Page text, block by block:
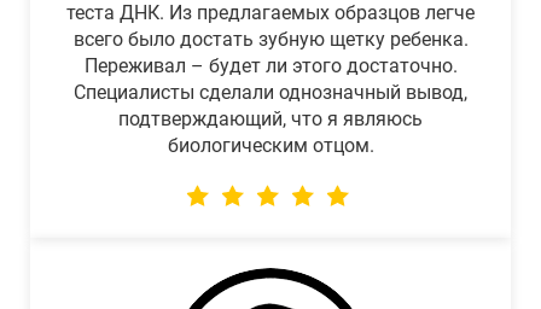
теста ДНК. Из предлагаемых образцов легче
всего было достать зубную щетку ребенка.
Переживал – будет ли этого достаточно.
Специалисты сделали однозначный вывод,
подтверждающий, что я являюсь
биологическим отцом.